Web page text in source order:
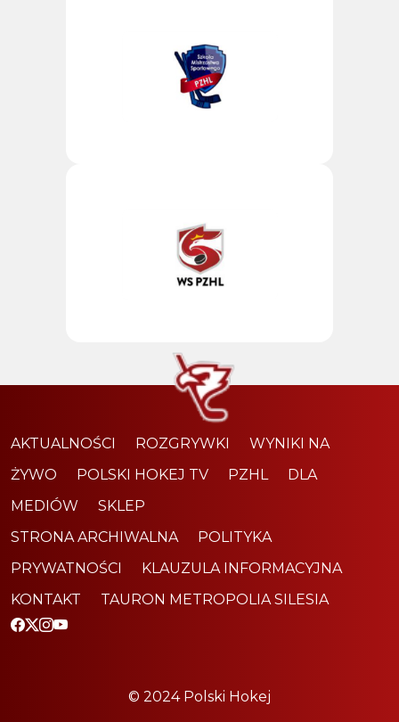
AKTUALNOŚCI ROZGRYWKI
WYNIKI NA
ŻYWO
POLSKI HOKEJ TV PZHL
DLA
MEDIÓW
SKLEP
STRONA ARCHIWALNA
POLITYKA
PRYWATNOŚCI
KLAUZULA INFORMACYJNA
KONTAKT
TAURON METROPOLIA SILESIA
© 2024 Polski Hokej